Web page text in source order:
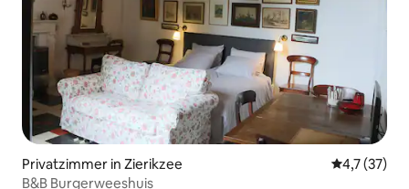
Privatzimmer in Zierikzee
4,7 (37)
B&B Burgerweeshuis